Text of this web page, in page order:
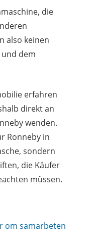
die
also keinen
dem
erfahren
direkt an
wenden.
Ronneby in
sondern
die Käufer
müssen.
om samarbeten